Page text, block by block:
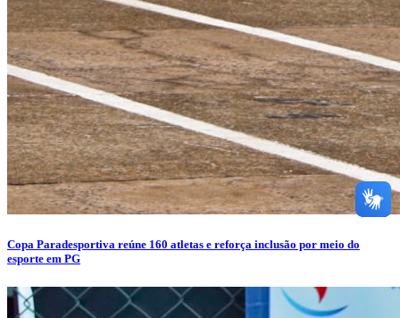
Copa Paradesportiva reúne 160 atletas e reforça inclusão por meio do
esporte em PG